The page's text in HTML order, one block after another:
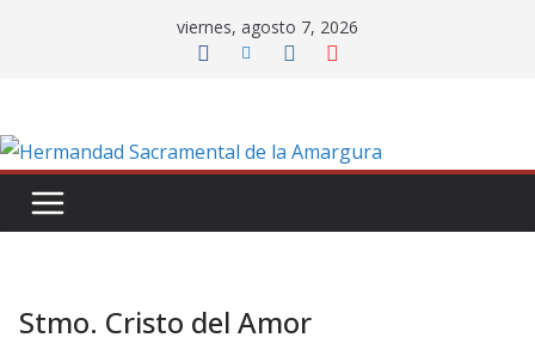
viernes, agosto 7, 2026
Stmo. Cristo del Amor